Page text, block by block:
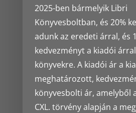
2025-ben bármelyik Libri
Könyvesboltban, és 20%
adunk az eredeti árral, és
kedvezményt a kiadói
könyvekre. A kiadói ár a
meghatározott,
könyvesbolti ár, amelyből
CXL. törvény alapján a